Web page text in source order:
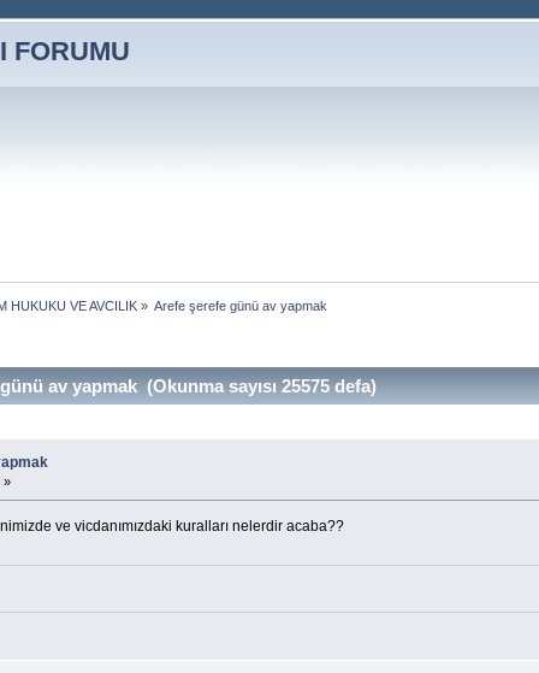
HUKUKU VE AVCILIK » Arefe şerefe günü av yapmak
av yapmak (Okunma sayısı 25575 defa)
»
ve vicdanımızdaki kuralları nelerdir acaba??